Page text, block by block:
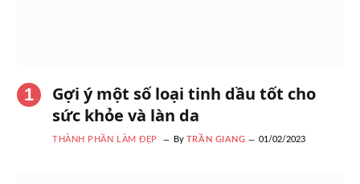
Gợi ý một số loại tinh dầu tốt cho
sức khỏe và làn da
THÀNH PHẦN LÀM ĐẸP By TRẦN GIANG 01/02/2023